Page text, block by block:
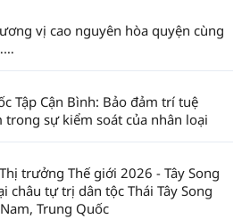
vị cao nguyên hòa quyện cùng
Tập Cận Bình: Bảo đảm trí tuệ
trong sự kiểm soát của nhân loại
trưởng Thế giới 2026 - Tây Song
châu tự trị dân tộc Thái Tây Song
Trung Quốc